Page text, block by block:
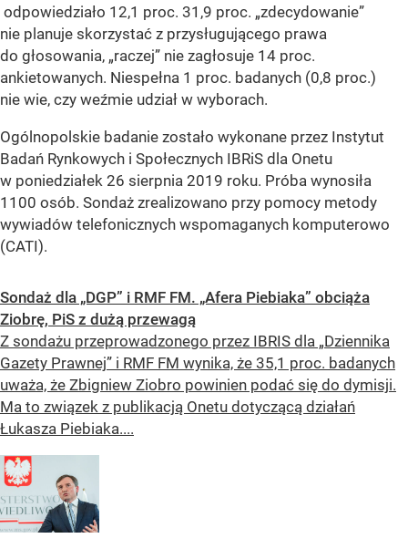
odpowiedziało 12,1 proc. 31,9 proc. „zdecydowanie”
nie planuje skorzystać z przysługującego prawa
do głosowania, „raczej” nie zagłosuje 14 proc.
ankietowanych. Niespełna 1 proc. badanych (0,8 proc.)
nie wie, czy weźmie udział w wyborach.
Ogólnopolskie badanie zostało wykonane przez Instytut
Badań Rynkowych i Społecznych IBRiS dla Onetu
w poniedziałek 26 sierpnia 2019 roku. Próba wynosiła
1100 osób. Sondaż zrealizowano przy pomocy metody
wywiadów telefonicznych wspomaganych komputerowo
(CATI).
Sondaż dla „DGP” i RMF FM. „Afera Piebiaka” obciąża
Ziobrę, PiS z dużą przewagą
Z sondażu przeprowadzonego przez IBRIS dla „Dziennika
Gazety Prawnej” i RMF FM wynika, że 35,1 proc. badanych
uważa, że Zbigniew Ziobro powinien podać się do dymisji.
Ma to związek z publikacją Onetu dotyczącą działań
Łukasza Piebiaka....